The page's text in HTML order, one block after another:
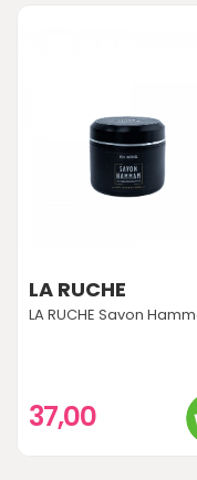
LA RUCHE
LA RUCHE Savon
37,00